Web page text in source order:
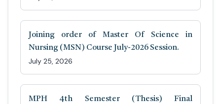
Joining order of Master Of Science in
Nursing (MSN) Course July-2026 Session.
July 25, 2026
MPH 4th Semester (Thesis) Final